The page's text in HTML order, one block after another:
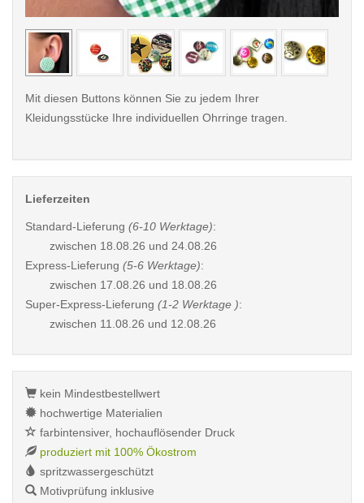
< /picture>
Mit diesen Buttons können Sie zu jedem Ihrer
Kleidungsstücke Ihre individuellen Ohrringe tragen.
Lieferzeiten
Standard-Lieferung (6-10 Werktage):
zwischen 18.08.26 und 24.08.26
Express-Lieferung (5-6 Werktage):
zwischen 17.08.26 und 18.08.26
Super-Express-Lieferung (1-2 Werktage ):
zwischen 11.08.26 und 12.08.26
kein Mindestbestellwert
hochwertige Materialien
farbintensiver, hochauflösender Druck
produziert mit 100% Ökostrom
spritzwassergeschützt
Motivprüfung inklusive